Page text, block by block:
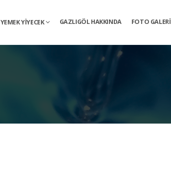
YEMEK YIYECEK GAZLIGÖL HAKKINDA FOTO GALERI